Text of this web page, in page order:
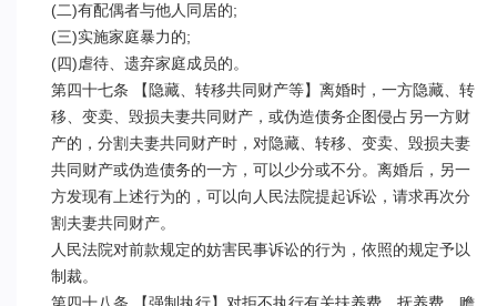
(二)有配偶者与他人同居的;
(三)实施家庭暴力的;
(四)虐待、遗弃家庭成员的。
第四十七条 【隐藏、转移共同财产等】离婚时，一方隐藏、转
移、变卖、毁损夫妻共同财产，或伪造债务企图侵占另一方财
产的，分割夫妻共同财产时，对隐藏、转移、变卖、毁损夫妻
共同财产或伪造债务的一方，可以少分或不分。离婚后，另一
方发现有上述行为的，可以向人民法院提起诉讼，请求再次分
割夫妻共同财产。
人民法院对前款规定的妨害民事诉讼的行为，依照的规定予以
制裁。